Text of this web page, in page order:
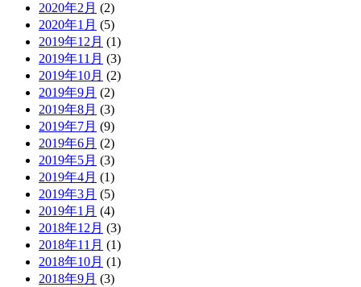
2020年2月 (2)
2020年1月 (5)
2019年12月 (1)
2019年11月 (3)
2019年10月 (2)
2019年9月 (2)
2019年8月 (3)
2019年7月 (9)
2019年6月 (2)
2019年5月 (3)
2019年4月 (1)
2019年3月 (5)
2019年1月 (4)
2018年12月 (3)
2018年11月 (1)
2018年10月 (1)
2018年9月 (3)